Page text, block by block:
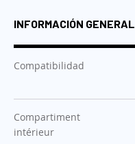
INFORMACIÓN GENERAL
Compatibilidad
Compartiment
intérieur